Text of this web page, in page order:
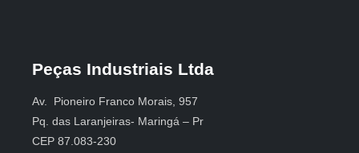
Peças Industriais Ltda
Av. Pioneiro Franco Morais, 957
Pq. das Laranjeiras- Maringá – Pr
CEP 87.083-230